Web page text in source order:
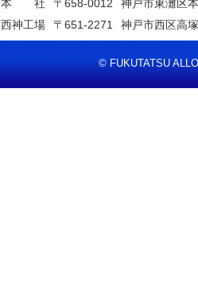
本 社 〒658-0012
神戸市東灘区
西神工場
〒651-2271 神戸市西区高
© FUKUTATSU